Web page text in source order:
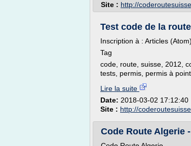
Site : http://
Test code de la
Inscription à : Articles (Atom)
Tag
code, route, suisse, 2012,
tests, permis, permis à
Lire la suite
Date: 2018-03-02 17:12:40
Site : http://
Code Route Algerie